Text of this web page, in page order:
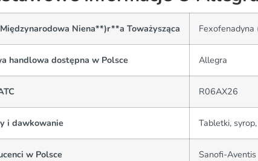
Niena**)r**a Toważysząca
handlowa dostępna w Polsce Allegra
R06AX26
i dawkowanie Tabletki,
w Polsce Sanofi-Aventis